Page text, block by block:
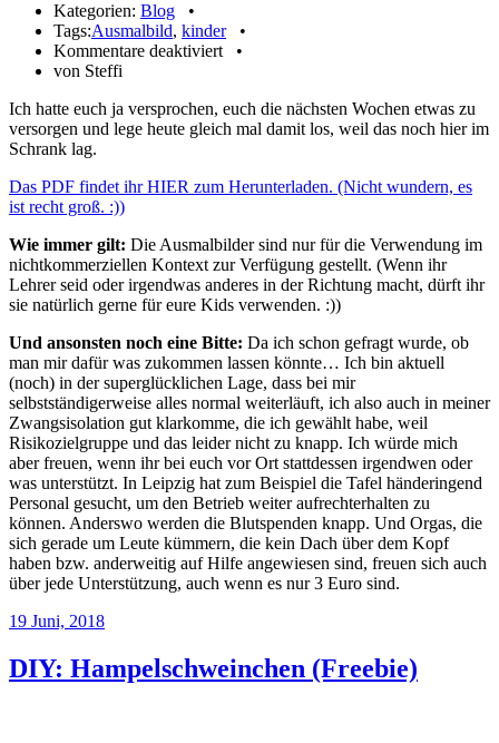
Kategorien: Blog •
Tags:Ausmalbild, kinder•
Kommentare deaktiviertfür
•
von Steffi
Ich hatte euch ja versprochen, euch die nächsten Wochen etwas zu
versorgen und lege heute gleich mal damit los, weil das noch hier im
Schrank lag.
Das PDF findet ihr HIER zum Herunterladen. (Nicht wundern, es
ist recht groß. :))
Wie immer gilt: Die Ausmalbilder sind nur für die Verwendung im
nichtkommerziellen Kontext zur Verfügung gestellt. (Wenn ihr
Lehrer seid oder irgendwas anderes in der Richtung macht, dürft ihr
sie natürlich gerne für eure Kids verwenden. :))
Und ansonsten noch eine Bitte: Da ich schon gefragt wurde, ob
man mir dafür was zukommen lassen könnte… Ich bin aktuell
(noch) in der superglücklichen Lage, dass bei mir
selbstständigerweise alles normal weiterläuft, ich also auch in meiner
Zwangsisolation gut klarkomme, die ich gewählt habe, weil
Risikozielgruppe und das leider nicht zu knapp. Ich würde mich
aber freuen, wenn ihr bei euch vor Ort stattdessen irgendwen oder
was unterstützt. In Leipzig hat zum Beispiel die Tafel händeringend
Personal gesucht, um den Betrieb weiter aufrechterhalten zu
können. Anderswo werden die Blutspenden knapp. Und Orgas, die
sich gerade um Leute kümmern, die kein Dach über dem Kopf
haben bzw. anderweitig auf Hilfe angewiesen sind, freuen sich auch
über jede Unterstützung, auch wenn es nur 3 Euro sind.
19 Juni, 2018
DIY: Hampelschweinchen (Freebie)